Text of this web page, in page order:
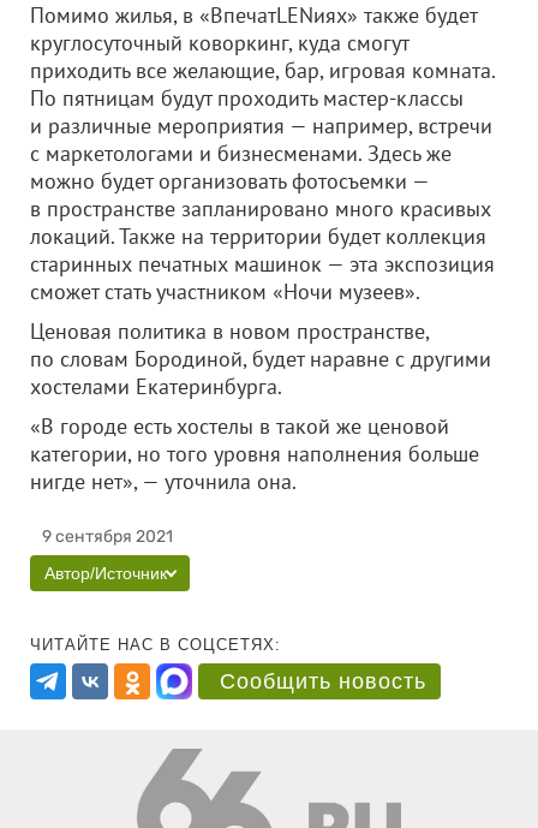
Помимо жилья, в «ВпечатLENиях» также будет
круглосуточный коворкинг, куда смогут
приходить все желающие, бар, игровая комната.
По пятницам будут проходить мастер-классы
и различные мероприятия — например, встречи
с маркетологами и бизнесменами. Здесь же
можно будет организовать фотосъемки —
в пространстве запланировано много красивых
локаций. Также на территории будет коллекция
старинных печатных машинок — эта экспозиция
сможет стать участником «Ночи музеев».
Ценовая политика в новом пространстве,
по словам Бородиной, будет наравне с другими
хостелами Екатеринбурга.
«В городе есть хостелы в такой же ценовой
категории, но того уровня наполнения больше
нигде нет», — уточнила она.
9 сентября 2021
Автор/Источник
ЧИТАЙТЕ НАС В СОЦСЕТЯХ:
Сообщить новость